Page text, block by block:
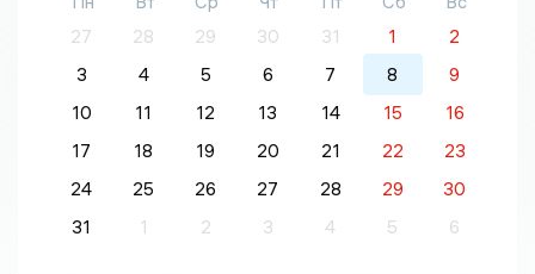
27
28 29 30 31 1
2
3
4 5 6 7 8
9
10
11 12 13 14 15
16
17
18 19 20 21 22
23
24
25 26 27 28 29
30
31
1 2 3 4 5 6